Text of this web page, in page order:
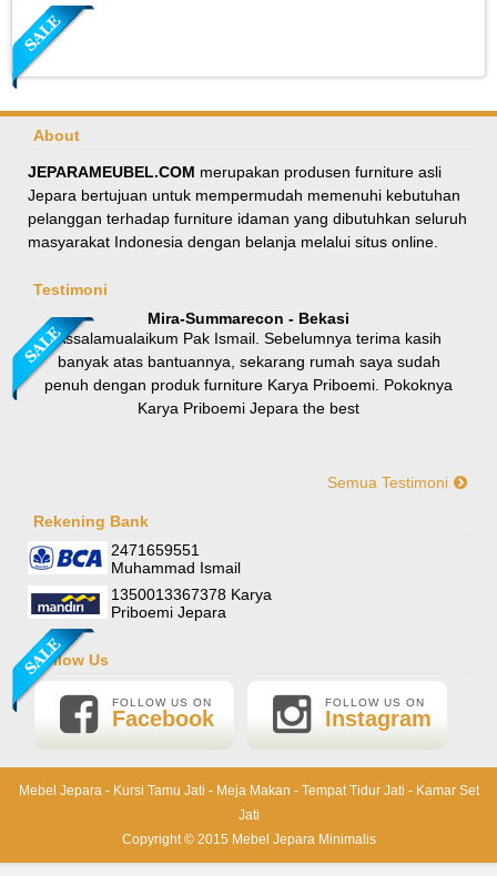
Meja Makan Oval Minimalis Kursi Silang
Rp 8.100.0009.000.000
Rp (Hubungi CS)
Lemari Pajangan Shima
Rp 6.000.0006.500.000
About
JEPARAMEUBEL.COM merupakan produsen furniture asli
Jepara bertujuan untuk mempermudah memenuhi kebutuhan
pelanggan terhadap furniture idaman yang dibutuhkan seluruh
masyarakat Indonesia dengan belanja melalui situs online.
Testimoni
Mira-Summarecon - Bekasi
Assalamualaikum Pak Ismail. Sebelumnya terima kasih
banyak atas bantuannya, sekarang rumah saya sudah
penuh dengan produk furniture Karya Priboemi. Pokoknya
Karya Priboemi Jepara the best
Hallo mas ismail, terima kasih banyak ya. Barang furniture
kasih banyak mas mail.
Semua Testimoni
Rekening Bank
2471659551
Muhammad Ismail
1350013367378 Karya
Priboemi Jepara
Follow Us
FOLLOW US ON
Facebook
FOLLOW US ON
Instagram
Mebel Jepara- Kursi Tamu Jati - Meja Makan - Tempat Tidur Jati - Kamar Set
Jati
Copyright © 2015 Mebel Jepara Minimalis